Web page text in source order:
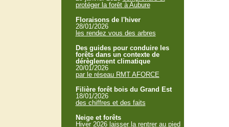
protéger la forêt à Aubure
Floraisons de l'hiver
28/01/2026
les rendez vous des arbres
Des guides pour conduire les
forêts dans un contexte de
dérèglement climatique
20/01/2026
par le réseau RMT AFORCE
Filière forêt bois du Grand Est
18/01/2026
des chiffres et des faits
Neige et forêts
Hiver 2026 laisser la rentrer au pied